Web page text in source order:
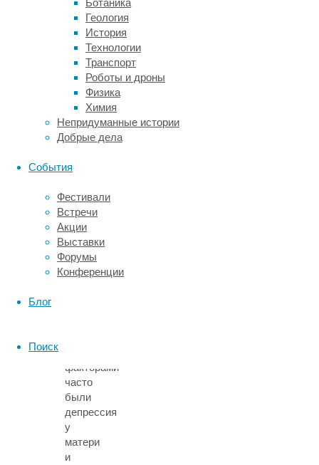
Ботаника
Геология
История
Технологии
Транспорт
Роботы и дроны
Физика
Химия
Непридуманные истории
Добрые дела
События
Фестивали
Встречи
Акции
Выставки
Форумы
Конференции
Блог
Поиск
отцовская
депрессия
первый
год
после
рождения
ребенка
была
связана
увеличением
нарушений
в
поведении
у
детей
спустя
факторами
часто
были
депрессия
у
матери
и